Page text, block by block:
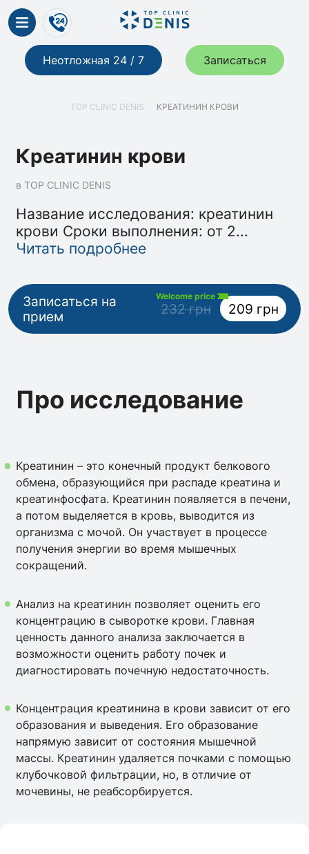
Неотложная 24 / 7 Записаться
TOP CLINIC DENIS КРЕАТИНИН КРОВИ
Креатинин крови
в TOP CLINIC DENIS
Название исследования: креатинин
крови Сроки выполнения: от 2...
Читать подробнее
Записаться на
прием
Welcome price
232 грн 209 грн
Про исследование
Креатинин – это конечный продукт белкового
обмена, образующийся при распаде креатина и
креатинфосфата. Креатинин появляется в печени,
а потом выделяется в кровь, выводится из
организма с мочой. Он участвует в процессе
получения энергии во время мышечных
сокращений.
Анализ на креатинин позволяет оценить его
концентрацию в сыворотке крови. Главная
ценность данного анализа заключается в
возможности оценить работу почек и
диагностировать почечную недостаточность.
Концентрация креатинина в крови зависит от его
образования и выведения. Его образование
напрямую зависит от состояния мышечной
массы. Креатинин удаляется почками с помощью
клубочковой фильтрации, но, в отличие от
мочевины, не реабсорбируется.